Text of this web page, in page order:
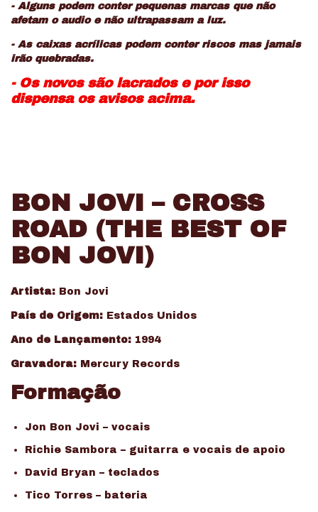
- Alguns podem conter pequenas marcas que não
afetam o audio e não ultrapassam a luz.
- As caixas acrílicas podem conter riscos mas jamais
irão quebradas.
- Os novos são lacrados e por isso
dispensa os avisos acima.
BON JOVI – CROSS
ROAD (THE BEST OF
BON JOVI)
Artista: Bon Jovi
País de Origem: Estados Unidos
Ano de Lançamento: 1994
Gravadora: Mercury Records
Formação
Jon Bon Jovi – vocais
Richie Sambora – guitarra e vocais de apoio
David Bryan – teclados
Tico Torres – bateria